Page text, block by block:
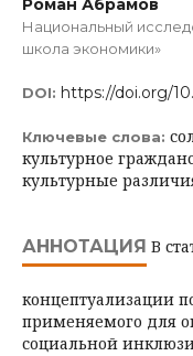
Роман Абрамов
Национальный
школа экономики»
DOI: https://doi.org/
Ключевые слова:
культурное
культурные
АННОТАЦИЯ В
концептуализации
применяемого для
социальной